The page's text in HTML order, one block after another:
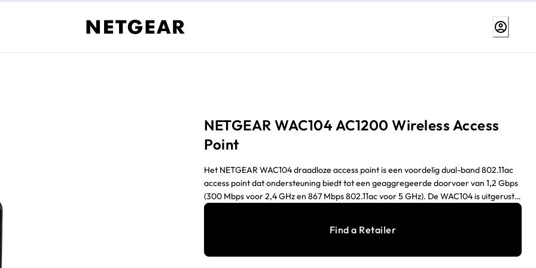
NETGEAR WAC104 AC1200 Wireless Access
Point
Het NETGEAR WAC104 draadloze access point is een voordelig dual-band 802.11ac
access point dat ondersteuning biedt tot een geaggregeerde doorvoer van 1,2 Gbps
(300 Mbps voor 2,4 GHz en 867 Mbps 802.11ac voor 5 GHz). De WAC104 is uitgerust
met vier (4) Ethernet-poorten om de draadloze doorvoer volledig te maximaliseren.
gebruikersinterface en een set van twee externe antennes. Het apparaat is ideaal
Find a Retailer